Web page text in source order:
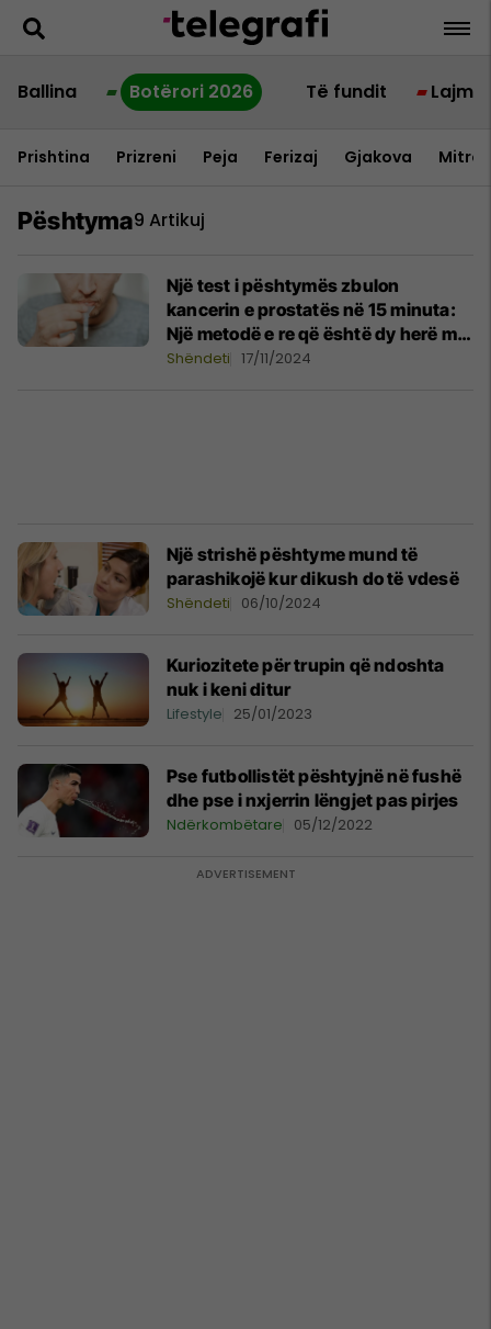
Ballina Botërori 2026 Të fundit Lajme
Prishtina Prizreni Peja Ferizaj Gjakova
Pështyma9 Artikuj
Një test i pështymës zbulon
kancerin e prostatës në 15 minuta:
Një metodë e re që është dy herë më
efektive
Shëndeti 17/11/2024
Një strishë pështyme mund të
parashikojë kur dikush do të vdesë
Shëndeti 06/10/2024
Kuriozitete për trupin që ndoshta
nuk i keni ditur
Lifestyle 25/01/2023
Pse futbollistët pështyjnë në fushë
dhe pse i nxjerrin lëngjet pas pirjes
Ndërkombëtare 05/12/2022